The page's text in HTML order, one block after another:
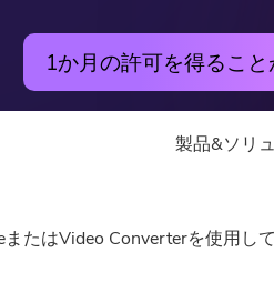
1か月の許可を得るこ
製品&ソリ
たはVideo Converterを使用し